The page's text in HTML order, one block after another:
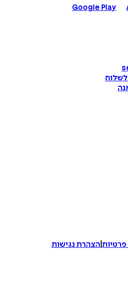
Google Play
לשלוח
פרטיות הצהרת נגישות